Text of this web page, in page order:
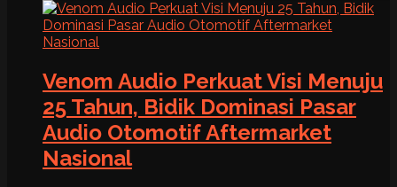
Venom Audio Perkuat Visi Menuju
25 Tahun, Bidik Dominasi Pasar
Audio Otomotif Aftermarket
Nasional